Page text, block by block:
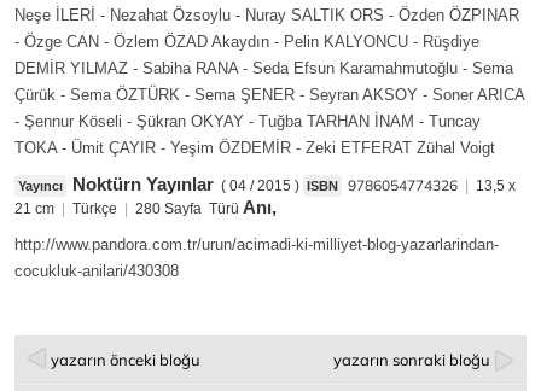
Neşe İLERİ - Nezahat Özsoylu - Nuray SALTIK ORS - Özden ÖZPINAR
- Özge CAN - Özlem ÖZAD Akaydın - Pelin KALYONCU - Rüşdiye
DEMİR YILMAZ - Sabiha RANA - Seda Efsun Karamahmutoğlu - Sema
Çürük - Sema ÖZTÜRK - Sema ŞENER - Seyran AKSOY - Soner ARICA
- Şennur Köseli - Şükran OKYAY - Tuğba TARHAN İNAM - Tuncay
TOKA - Ümit ÇAYIR - Yeşim ÖZDEMİR - Zeki ETFERAT Zühal Voigt
Yayıncı Noktürn Yayınlar ( 04 / 2015 ) ISBN 9786054774326
13,5 x
21 cm
Türkçe 280 Sayfa Türü Anı,
http://www.pandora.com.tr/urun/acimadi-ki-milliyet-blog-yazarlarindan-
cocukluk-anilari/430308
yazarın önceki bloğu yazarın sonraki bloğu